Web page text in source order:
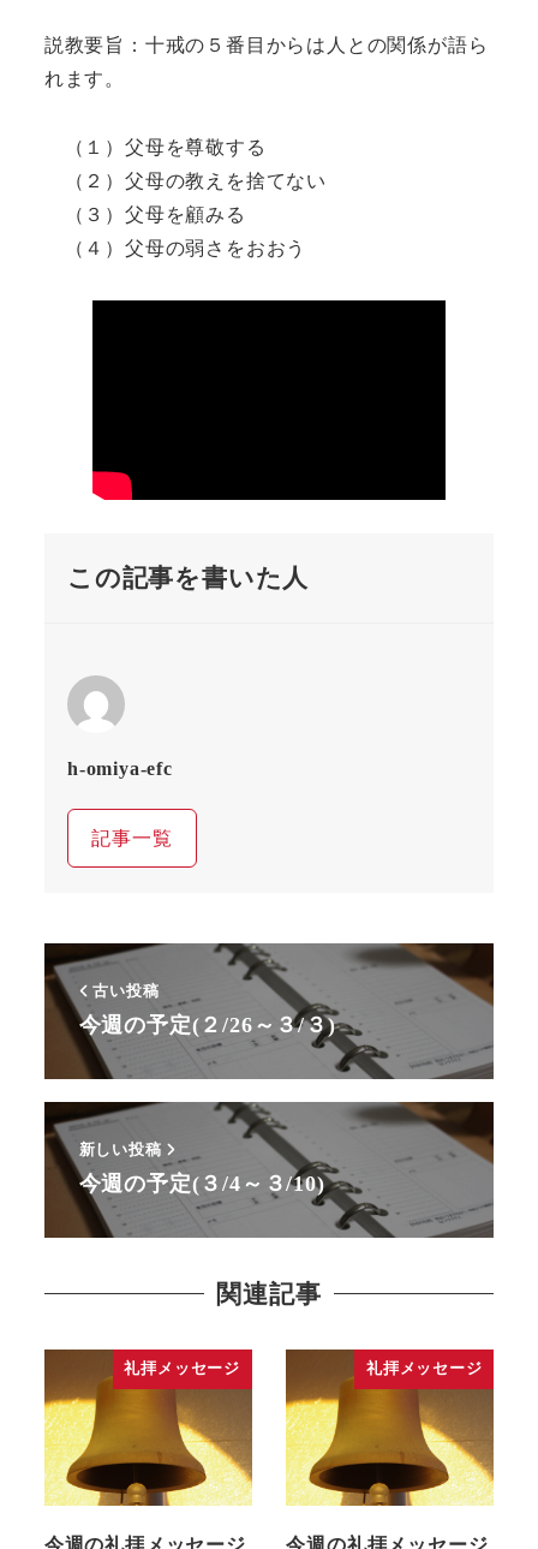
説教要旨：十戒の５番目からは人との関係が語ら
れます。
（１）父母を尊敬する
（２）父母の教えを捨てない
（３）父母を顧みる
（４）父母の弱さをおおう
この記事を書いた人
h-omiya-efc
記事一覧
古い投稿
今週の予定(２/26～３/３)
新しい投稿
今週の予定(３/4～３/10)
関連記事
礼拝メッセージ 礼拝メッセージ